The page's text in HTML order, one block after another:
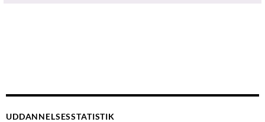
UDDANNELSESSTATISTIK